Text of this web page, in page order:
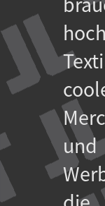
und